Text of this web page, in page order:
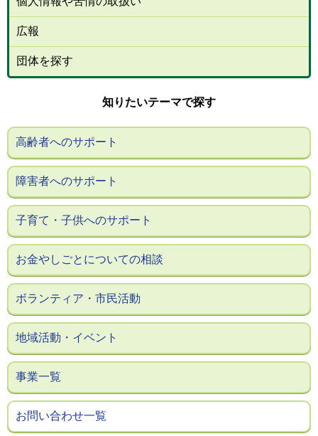
広報
団体を探す
知りたいテーマで探す
高齢者へのサポート
障害者へのサポート
子育て・子供へのサポート
お金やしごとについての相談
ボランティア・市民活動
地域活動・イベント
事業一覧
お問い合わせ一覧